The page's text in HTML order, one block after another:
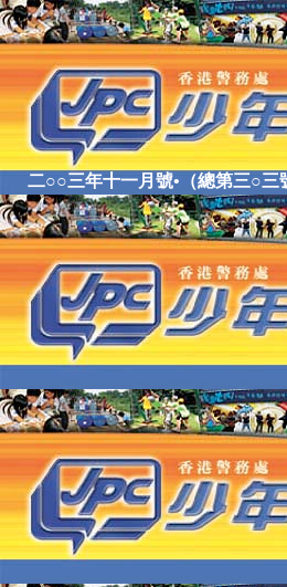
二○○三年十一月號•（總第三○三